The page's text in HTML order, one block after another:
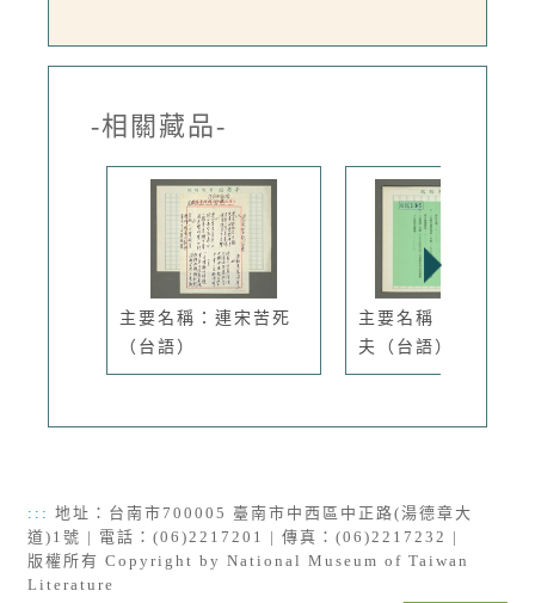
-相關藏品-
主要名稱：連宋苦死
（台語）
主要名稱：外行的農
夫（台語）
::: 地址：台南市700005 臺南市中西區中正路(湯德章大
道)1號 | 電話：(06)2217201 | 傳真：(06)2217232 |
版權所有 Copyright by National Museum of Taiwan
Literature